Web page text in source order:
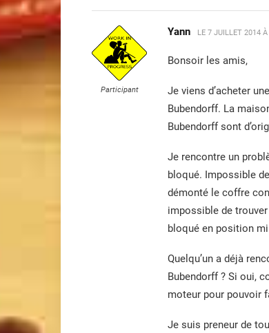
Participant
Yann LE 7 JUILLET 2014
Bonsoir les amis,
Je viens d’acheter
Bubendorff. La
Bubendorff sont
Je rencontre un
bloqué. Impossible
démonté le coffre
impossible de
bloqué en position
Quelqu’un a déjà
Bubendorff ? Si oui,
moteur pour pouvoir
Je suis preneur de